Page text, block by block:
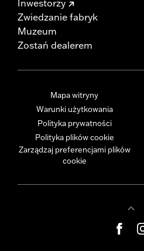
Inwestorzy
Zwiedzanie fabryk
Muzeum
Zostań dealerem
Mapa witryny
Warunki użytkowania
Polityka prywatności
Polityka plików cookie
Zarządzaj preferencjami plików
cookie